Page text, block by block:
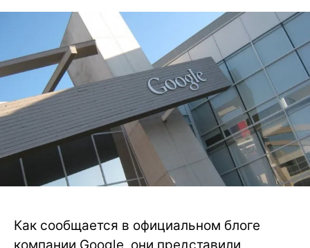
Как сообщается в официальном блоге